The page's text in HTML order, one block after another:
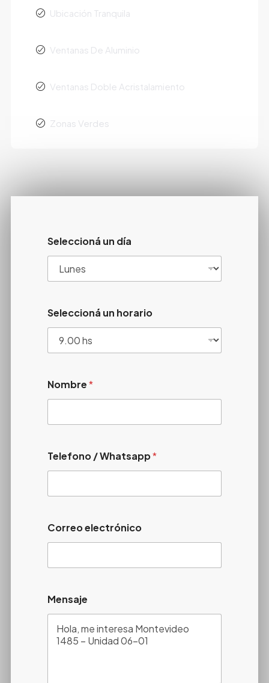
Ubicación Tranquila
Ventanas De Aluminio
Ventanas Doble Acristalamiento
Zonas Verdes
Seleccioná un día
Seleccioná un horario
Nombre*
Telefono / Whatsapp*
Correo electrónico
Mensaje